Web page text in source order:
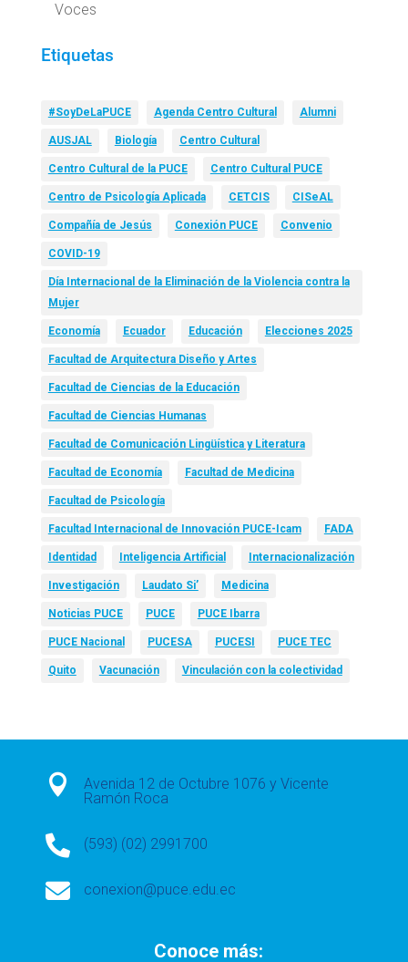
Voces
Etiquetas
#SoyDeLaPUCE Agenda Centro Cultural Alumni
AUSJAL Biología Centro Cultural
Centro Cultural de la PUCE Centro Cultural PUCE
Centro de Psicología Aplicada CETCIS CISeAL
Compañía de Jesús Conexión PUCE Convenio
COVID-19
Día Internacional de la Eliminación de la Violencia contra la
Mujer
Economía Ecuador Educación Elecciones 2025
Facultad de Arquitectura Diseño y Artes
Facultad de Ciencias de la Educación
Facultad de Ciencias Humanas
Facultad de Comunicación Lingüística y Literatura
Facultad de Economía Facultad de Medicina
Facultad de Psicología
Facultad Internacional de Innovación PUCE-Icam FADA
Identidad Inteligencia Artificial Internacionalización
Investigación Laudato Si’ Medicina
Noticias PUCE PUCE PUCE Ibarra
PUCE Nacional PUCESA PUCESI PUCE TEC
Quito Vacunación Vinculación con la colectividad

Avenida 12 de Octubre 1076 y Vicente
Ramón Roca
 (593) (02) 2991700
 conexion@puce.edu.ec
Conoce más: